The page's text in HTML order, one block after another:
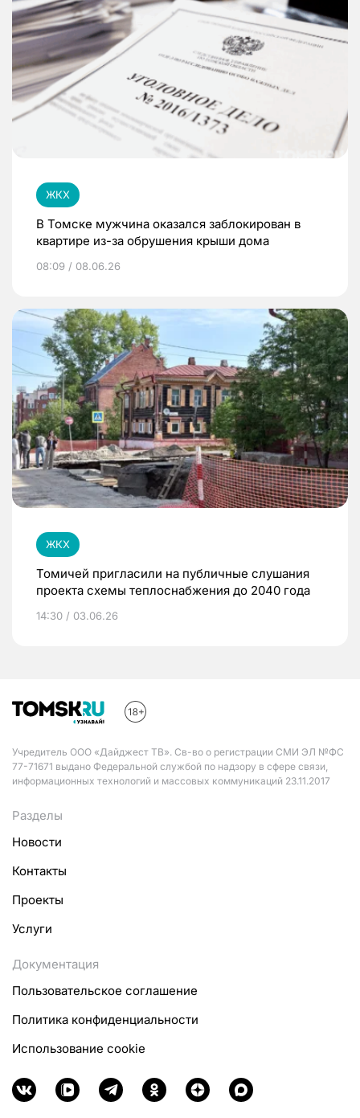
ЖКХ
В Томске мужчина оказался заблокирован в
квартире из-за обрушения крыши дома
08:09 / 08.06.26
ЖКХ
Томичей пригласили на публичные слушания
проекта схемы теплоснабжения до 2040 года
14:30 / 03.06.26
Учредитель ООО «Дайджест ТВ». Св-во о регистрации СМИ ЭЛ №ФС
77-71671 выдано Федеральной службой по надзору в сфере связи,
информационных технологий и массовых коммуникаций 23.11.2017
Разделы
Новости
Контакты
Проекты
Услуги
Документация
Пользовательское соглашение
Политика конфиденциальности
Использование cookie